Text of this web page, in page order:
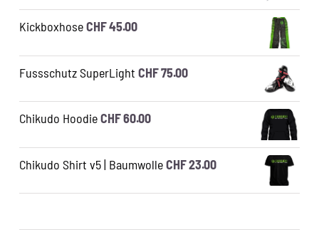
KickboxhoseCHF45.00
Fussschutz SuperLight CHF75.00
Chikudo HoodieCHF60.00
Chikudo Shirt v5 | BaumwolleCHF23.00